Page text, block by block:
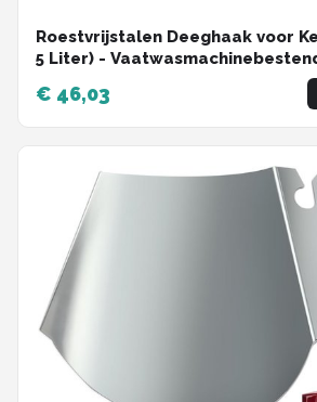
Roestvrijstalen Deeghaak voor
5 Liter) -
€ 46,03